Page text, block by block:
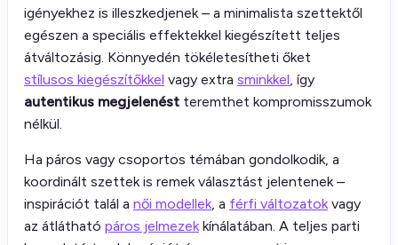
igényekhez is illeszkedjenek – a minimalista szettektől
egészen a speciális effektekkel kiegészített teljes
átváltozásig. Könnyedén tökéletesítheti őket
stílusos kiegészítőkkel vagy extra sminkkel, így
autentikus megjelenést teremthet kompromisszumok
nélkül.
Ha páros vagy csoportos témában gondolkodik, a
koordinált szettek is remek választást jelentenek –
inspirációt talál a női modellek, a férfi változatok vagy
az átlátható páros jelmezek kínálatában. A teljes parti